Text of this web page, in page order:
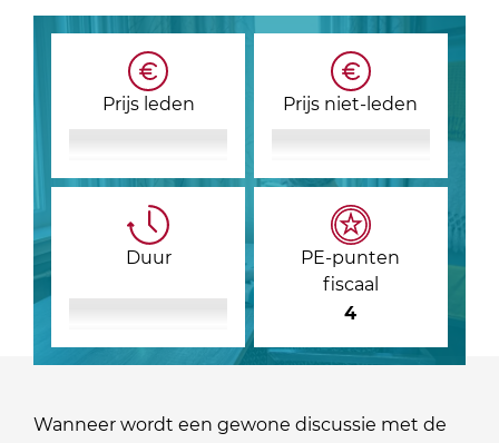
Prijs leden Prijs niet-leden
Duur
PE-punten
fiscaal
4
Wanneer wordt een gewone discussie met de